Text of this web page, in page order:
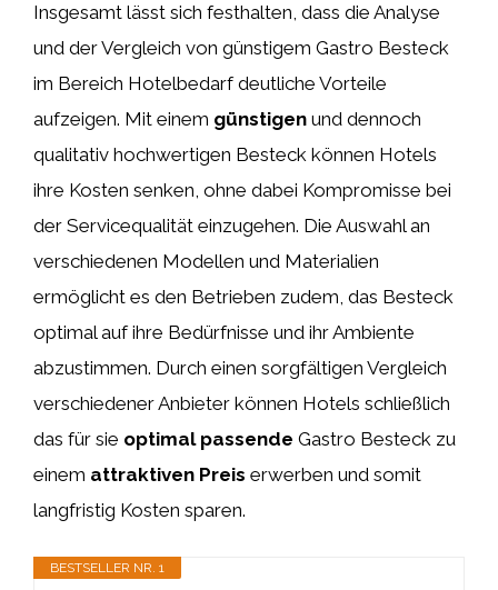
Insgesamt lässt sich festhalten, dass die Analyse
und der Vergleich von günstigem Gastro Besteck
im Bereich Hotelbedarf deutliche Vorteile
aufzeigen. Mit einem günstigen und dennoch
qualitativ hochwertigen Besteck können Hotels
ihre Kosten senken, ohne dabei Kompromisse bei
der Servicequalität einzugehen. Die Auswahl an
verschiedenen Modellen und Materialien
ermöglicht es den Betrieben zudem, das Besteck
optimal auf ihre Bedürfnisse und ihr Ambiente
abzustimmen. Durch einen sorgfältigen Vergleich
verschiedener Anbieter können Hotels schließlich
das für sie optimal passende Gastro Besteck zu
einem attraktiven Preis erwerben und somit
langfristig Kosten sparen.
BESTSELLER NR. 1